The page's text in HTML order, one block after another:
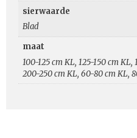
sierwaarde
Blad
maat
100-125 cm KL, 125-150 cm KL,
200-250 cm KL, 60-80 cm KL,